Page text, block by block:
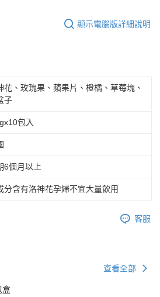
顯示電腦版詳細說明
花、玫瑰果、蘋果片、橙橘、草莓塊、
子
包入
6個月以上
分含有洛神花孕婦不宜大量飲用
客服
查看全部
盒